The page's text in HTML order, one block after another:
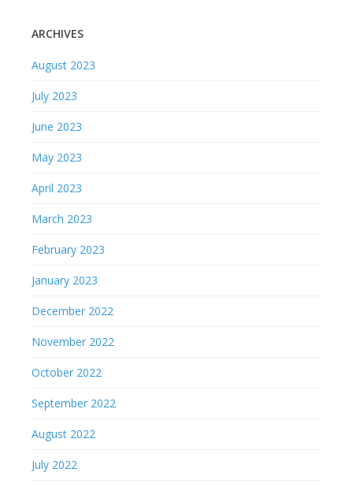
ARCHIVES
August 2023
July 2023
June 2023
May 2023
April 2023
March 2023
February 2023
January 2023
December 2022
November 2022
October 2022
September 2022
August 2022
July 2022